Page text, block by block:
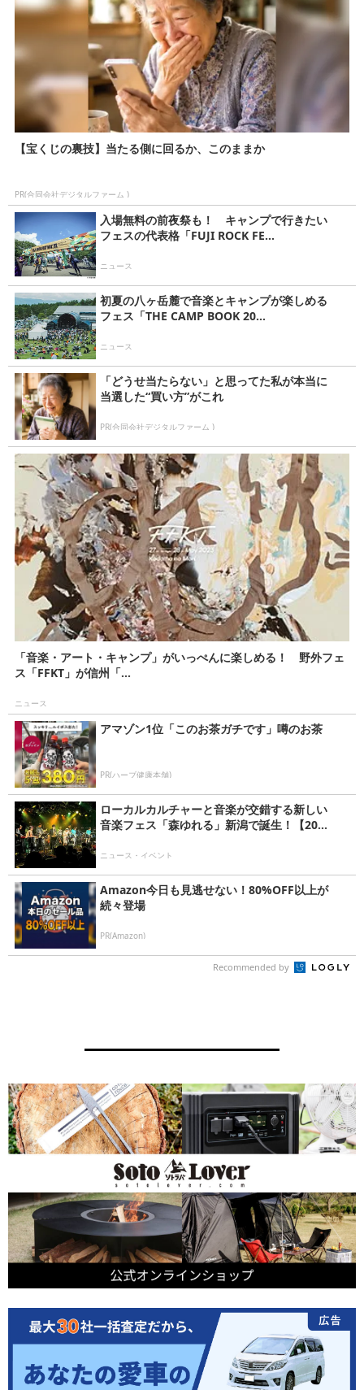
【宝くじの裏技】当たる側に回るか、このままか
PR(合同会社デジタルファーム )
入場無料の前夜祭も！ キャンプで行きたい
フェスの代表格「FUJI ROCK FE...
ニュース
初夏の八ヶ岳麓で音楽とキャンプが楽しめる
フェス「THE CAMP BOOK 20...
ニュース
「どうせ当たらない」と思ってた私が本当に
当選した“買い方”がこれ
PR(合同会社デジタルファーム )
「音楽・アート・キャンプ」がいっぺんに楽しめる！ 野外フェ
ス「FFKT」が信州「...
ニュース
アマゾン1位「このお茶ガチです」噂のお茶
PR(ハーブ健康本舗)
ローカルカルチャーと音楽が交錯する新しい
音楽フェス「森ゆれる」新潟で誕生！【20...
ニュース・イベント
Amazon今日も見逃せない！80%OFF以上が
続々登場
PR(Amazon)
Recommended by